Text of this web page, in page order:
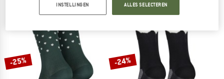
-25% -24%
INSTELLINGEN ALLES SELECTEREN